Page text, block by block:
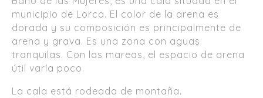
municipio de Lorca. El color de la arena es
dorada y su composición es principalmente de
arena y grava. Es una zona con aguas
tranquilas. Con las mareas, el espacio de arena
útil varía poco.
La cala está rodeada de montaña.